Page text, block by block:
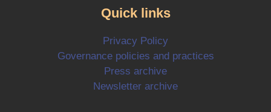
Quick links
Privacy Policy
Governance policies and practices
Press archive
Newsletter archive